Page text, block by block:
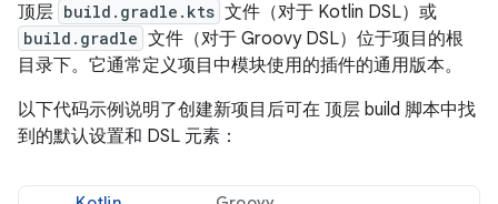
顶层 build.gradle.kts 文件（对于 Kotlin DSL）或
build.gradle 文件（对于 Groovy DSL）位于项目的根
目录下。它通常定义项目中模块使用的插件的通用版本。
以下代码示例说明了创建新项目后可在 顶层 build 脚本中找
到的默认设置和 DSL 元素：